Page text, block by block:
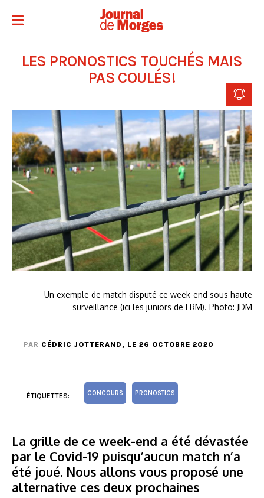
LES PRONOSTICS TOUCHÉS MAIS
PAS COULÉS!
Un exemple de match disputé ce week-end sous haute
surveillance (ici les juniors de FRM). Photo: JDM
PAR CÉDRIC JOTTERAND , LE 26 OCTOBRE 2020
ÉTIQUETTES: CONCOURS PRONOSTICS
La grille de ce week-end a été dévastée
par le Covid-19 puisqu’aucun match n’a
été joué. Nous allons vous proposé une
alternative ces deux prochaines